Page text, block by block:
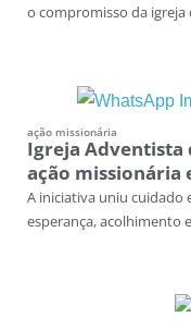
o compromisso da igreja
ação missionária
Igreja Adventista
ação missionária
A iniciativa uniu cuidado
esperança, acolhimento